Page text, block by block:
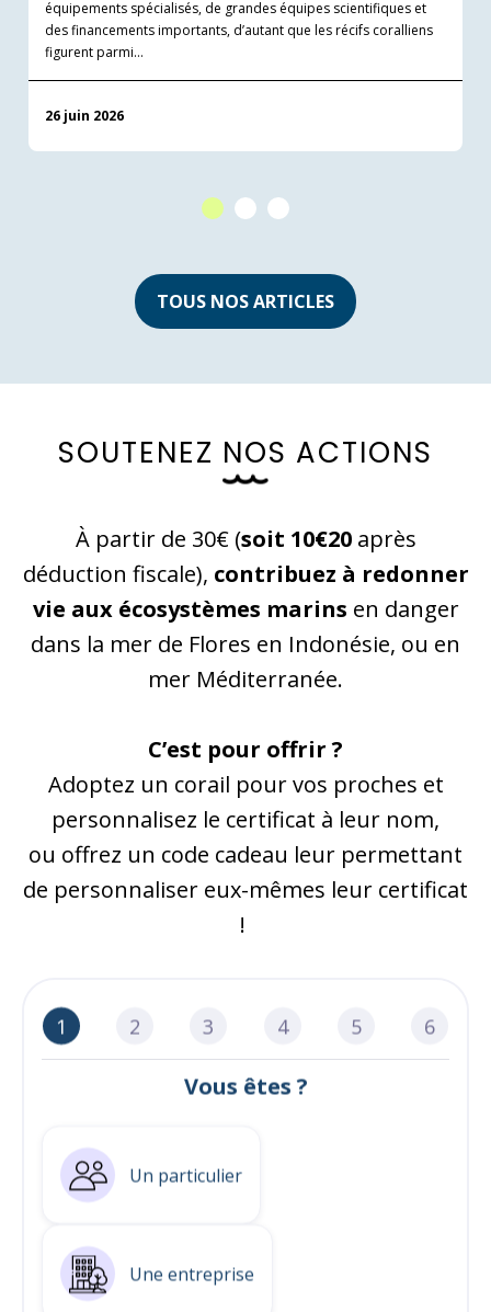
équipements spécialisés, de grandes équipes scientifiques et
des financements importants, d’autant que les récifs coralliens
figurent parmi…
26 juin 2026
TOUS NOS ARTICLES
SOUTENEZ NOS ACTIONS
À partir de 30€ (soit 10€20après
déduction fiscale), contribuez à redonner
vie aux écosystèmes marins en danger
dans la mer de Flores en Indonésie, ou en
mer Méditerranée.
C’est pour offrir ?
Adoptez un corail pour vos proches et
personnalisez le certificat à leur nom,
ou offrez un code cadeau leur permettant
de personnaliser eux-mêmes leur certificat
!
1 2 3 4 5 6
Vous êtes ?
Un particulier
Une entreprise